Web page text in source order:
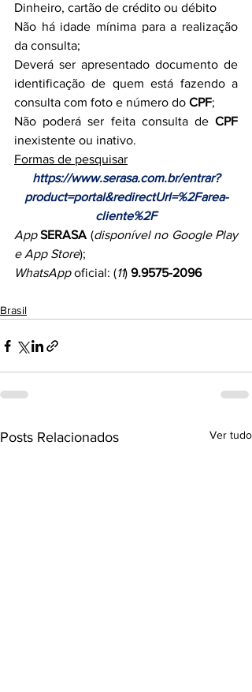
Dinheiro, cartão de crédito ou débito
Não há idade mínima para a realização
da consulta;
Deverá ser apresentado documento de
identificação de quem está fazendo a
consulta com foto e número do CPF;
Não poderá ser feita consulta de CPF
inexistente ou inativo.
Formas de pesquisar
https://www.serasa.com.br/entrar?
product=portal&redirectUrl=%2Farea-
cliente%2F
App SERASA (disponível no Google Play
e App Store);
WhatsApp oficial: (11) 9.9575-2096
Brasil
Posts Relacionados Ver tudo